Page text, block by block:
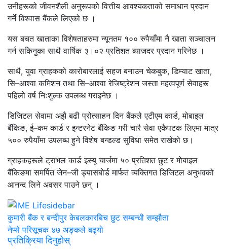
उनीहरूको जीवनशैली अनुरूपको वित्तीय आवश्यकताको समाधान प्रदान
गर्ने विश्वास बैंकले लिएको छ ।
यस बचत खाताका विशेषताहरुमा न्यूनतम १०० रुपैयाँमा नै खाता सञ्चालन
गर्न सकिनुका साथै वार्षिक ३।०२ प्रतिशत ब्याजदर प्रदान गरिनेछ ।
साथै, युवा ग्राहकको कारोबारलाई सहज बनाउन चेकबुक, डिम्याट खाता,
सि–आश्वा कमिशन तथा सि–आश्वा रेजिष्ट्रेशन जस्ता महत्वपूर्ण सेवाहरू
पहिलो वर्ष निःशुल्क उपलब्ध गराइनेछ ।
डिजिटल सेवामा अझै बढी प्रोत्साहन दिन बैंकले एटीएम कार्ड, मोबाइल
बैंकिङ, ई–कम कार्ड र इन्टरनेट बैंकिङ गरी चारै सेवा एकैपटक लिएमा मात्र
५०० रुपैयाँमा उपलब्ध हुने विशेष बन्डल्ड सुविधा समेत राखेको छ।
ग्राहकहरूले ट्राभल कार्ड इस्यू चार्जमा ५० प्रतिशत छुट र मोबाइल
बैंकिङमा समर्पित जेन–जी ड्यासबोर्ड मार्फत व्यक्तिगत डिजिटल अनुभवको
आनन्द लिने अवसर पाउने छन् ।
कुमारी बैंक र बन्दीपुर केबलकारबिच छुट सम्बन्धी सम्झौता
नेप्से परिसूचक ४७ अङ्कले बढ्यो
प्रतिक्रिया दिनुहोस्